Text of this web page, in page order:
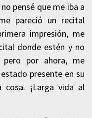
pensé que me iba a
pareció un recital
impresión, me
donde estén y no
pero por ahora, me
presente en su
cosa. ¡Larga vida al